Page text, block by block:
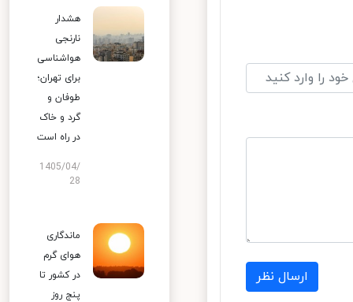
ارسال نظر
هشدار
نارنجی
هواشناسی
برای تهران؛
طوفان و
گرد و خاک
در راه است
1405/04/
28
ماندگاری
هوای گرم
در کشور تا
پنج روز